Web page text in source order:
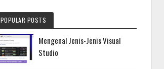
POPULAR POSTS
Mengenal Jenis-Jenis Visual
Studio